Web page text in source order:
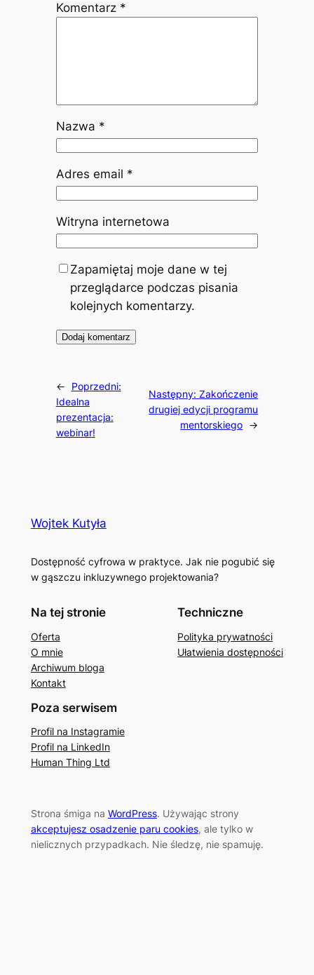
Komentarz *
Nazwa *
Adres email *
Witryna internetowa
Zapamiętaj moje dane w tej
przeglądarce podczas pisania
kolejnych komentarzy.
←
Poprzedni:
Idealna
prezentacja:
webinar!
Następny:Zakończenie
drugiej edycji programu
mentorskiego →
Wojtek Kutyła
Dostępność cyfrowa w praktyce. Jak nie pogubić się
w gąszczu inkluzywnego projektowania?
Na tej stronie
Oferta
O mnie
Archiwum bloga
Kontakt
Techniczne
Polityka prywatności
Ułatwienia dostępności
Poza serwisem
Profil na Instagramie
Profil na LinkedIn
Human Thing Ltd
Strona śmiga na WordPress. Używając strony
akceptujesz osadzenie paru cookies, ale tylko w
nielicznych przypadkach. Nie śledzę, nie spamuję.